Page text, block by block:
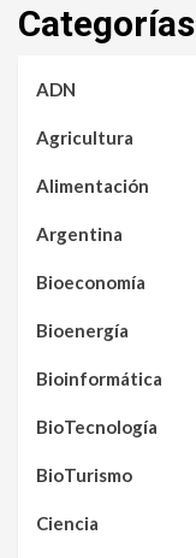
Categorías
ADN
Agricultura
Alimentación
Argentina
Bioeconomía
Bioenergía
Bioinformática
BioTecnología
BioTurismo
Ciencia